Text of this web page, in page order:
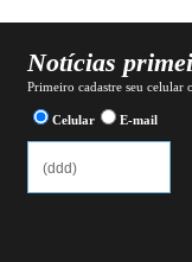
Notícias
Primeiro cadastre seu celular
Celular E-mail